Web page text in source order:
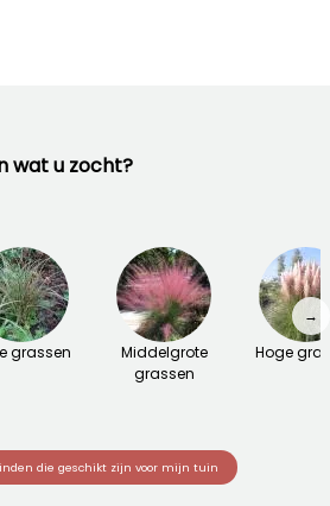
wat u zocht?
grassen
Middelgrote
grassen
Hoge
→
die geschikt zijn voor mijn tuin